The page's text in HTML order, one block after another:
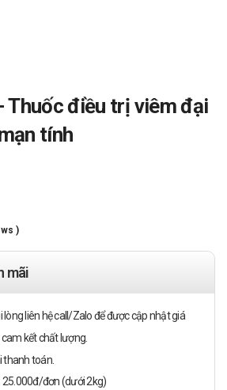
Thuốc điều trị viêm đại
tính
)
mãi
lòng liên hệ call/Zalo để được cập nhật giá
kết chất lượng.
thanh toán.
25.000đ/đơn (dưới 2kg)